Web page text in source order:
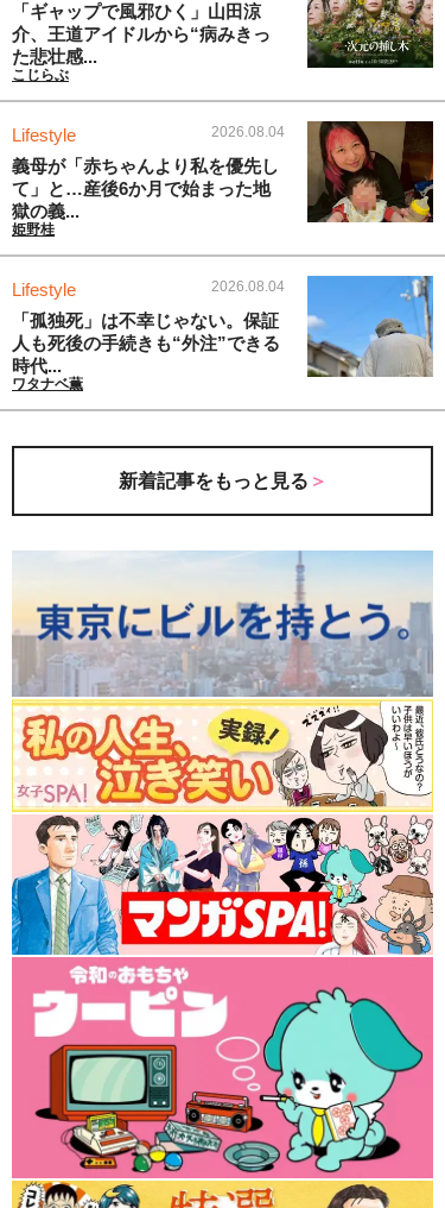
「ギャップで風邪ひく」山田涼
介、王道アイドルから“病みきっ
た悲壮感...
こじらぶ
Lifestyle 2026.08.04
義母が「赤ちゃんより私を優先し
て」と…産後6か月で始まった地
獄の義...
姫野桂
Lifestyle 2026.08.04
「孤独死」は不幸じゃない。保証
人も死後の手続きも“外注”できる
時代...
ワタナベ薫
新着記事をもっと見る